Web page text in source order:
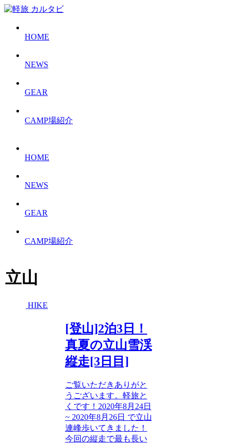
HOME
NEWS
GEAR
CAMP場紹介
HOME
NEWS
GEAR
CAMP場紹介
立山
HIKE
[登山]2泊3日！
真夏の立山雪渓
縦走[3日目]
ご覧いただきありがと
うございます。軽旅と
くです！2020年8月24日
~ 2020年8月26日 で立山
連峰歩いてきました！
今回の縦走で最も長い